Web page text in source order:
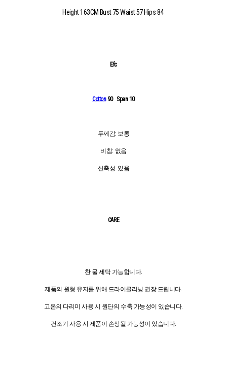
Height 163CM Bust 75 Waist 57 Hips 84
Efc
Cotton90 Span 10
두께감: 보통
비침: 없음
신축성: 있음
CARE
찬 물 세탁 가능합니다.
제품의 원형 유지를 위해 드라이클리닝 권장 드립니다.
고온의 다리미 사용 시 원단의 수축 가능성이 있습니다.
건조기 사용 시 제품이 손상될 가능성이 있습니다.